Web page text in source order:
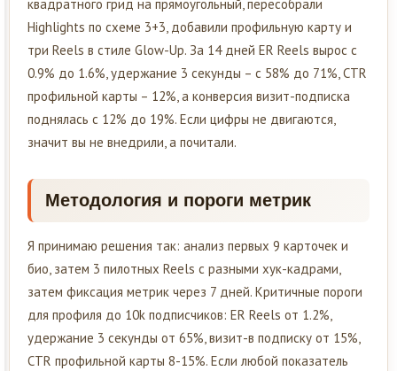
квадратного грид на прямоугольный, пересобрали
Highlights по схеме 3+3, добавили профильную карту и
три Reels в стиле Glow-Up. За 14 дней ER Reels вырос с
0.9% до 1.6%, удержание 3 секунды – с 58% до 71%, CTR
профильной карты – 12%, а конверсия визит-подписка
поднялась с 12% до 19%. Если цифры не двигаются,
значит вы не внедрили, а почитали.
Методология и пороги метрик
Я принимаю решения так: анализ первых 9 карточек и
био, затем 3 пилотных Reels с разными хук-кадрами,
затем фиксация метрик через 7 дней. Критичные пороги
для профиля до 10k подписчиков: ER Reels от 1.2%,
удержание 3 секунды от 65%, визит-в подписку от 15%,
CTR профильной карты 8-15%. Если любой показатель